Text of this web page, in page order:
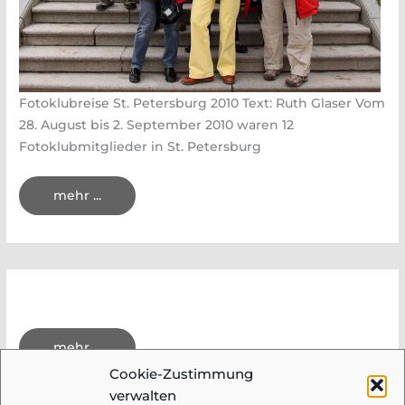
Cookie-Zustimmung
verwalten
Fotoklubreise St. Petersburg 2010 Text: Ruth Glaser Vom
28. August bis 2. September 2010 waren 12
Fotoklubmitglieder in St. Petersburg
Fotoklubreise
Petersburg
mehr ...
Fotoausstellung
mehr ...